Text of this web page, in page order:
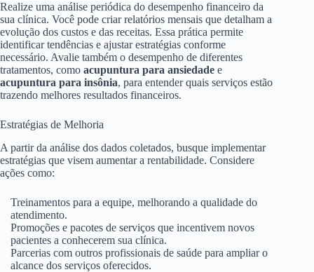
Realize uma análise periódica do desempenho financeiro da
sua clínica. Você pode criar relatórios mensais que detalham a
evolução dos custos e das receitas. Essa prática permite
identificar tendências e ajustar estratégias conforme
necessário. Avalie também o desempenho de diferentes
tratamentos, como acupuntura para ansiedade e
acupuntura para insônia, para entender quais serviços estão
trazendo melhores resultados financeiros.
Estratégias de Melhoria
A partir da análise dos dados coletados, busque implementar
estratégias que visem aumentar a rentabilidade. Considere
ações como:
Treinamentos para a equipe, melhorando a qualidade do
atendimento.
Promoções e pacotes de serviços que incentivem novos
pacientes a conhecerem sua clínica.
Parcerias com outros profissionais de saúde para ampliar o
alcance dos serviços oferecidos.